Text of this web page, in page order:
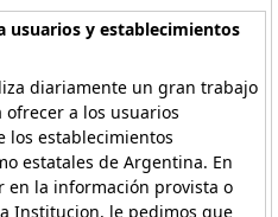
y establecimientos
diariamente un gran trabajo
a los usuarios
los establecimientos
estatales de Argentina. En
en la información provista o
Institucion, le pedimos que